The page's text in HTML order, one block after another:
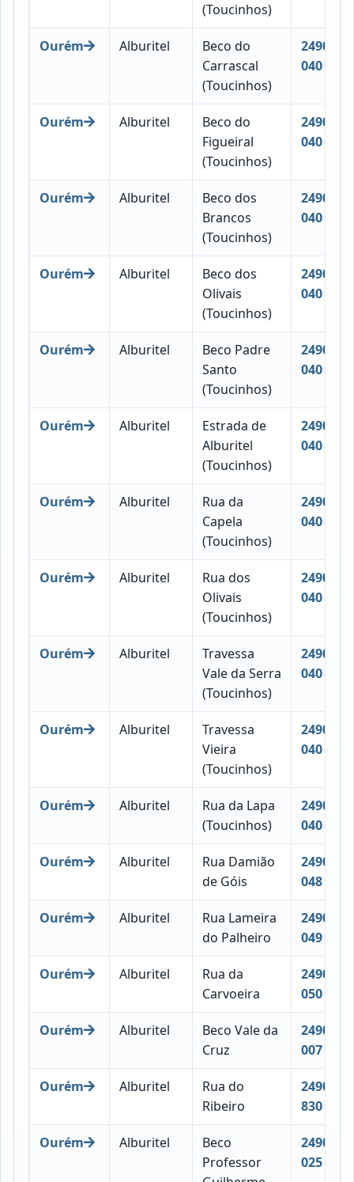
(Toucinhos)
Ourém Alburitel
Beco do
Carrascal
(Toucinhos)
2490-
040
Ourém Alburitel
Beco do
Figueiral
(Toucinhos)
2490-
040
Ourém Alburitel
Beco dos
Brancos
(Toucinhos)
2490-
040
Ourém Alburitel
Beco dos
Olivais
(Toucinhos)
2490-
040
Ourém Alburitel
Beco Padre
Santo
(Toucinhos)
2490-
040
Ourém Alburitel
Estrada de
Alburitel
(Toucinhos)
2490-
040
Ourém Alburitel
Rua da
Capela
(Toucinhos)
2490-
040
Ourém Alburitel
Rua dos
Olivais
(Toucinhos)
2490-
040
Ourém Alburitel
Travessa
Vale da Serra
(Toucinhos)
2490-
040
Ourém Alburitel
Travessa
Vieira
(Toucinhos)
2490-
040
Ourém Alburitel
Rua da Lapa
(Toucinhos)
2490-
040
Ourém Alburitel
Rua Damião
de Góis
2490-
048
Ourém Alburitel
Rua Lameira
do Palheiro
2490-
049
Ourém Alburitel
Rua da
Carvoeira
2490-
050
Ourém Alburitel
Beco Vale da
Cruz
2490-
007
Ourém Alburitel
Rua do
Ribeiro
2490-
830
Ourém Alburitel
Beco
Professor
2490-
025